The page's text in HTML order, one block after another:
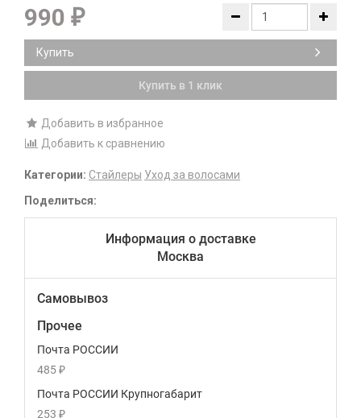
990 ₽
Купить
Купить в 1 клик
Добавить в избранное
Добавить к сравнению
Категории: Стайлеры Уход за волосами
Поделиться:
Информация о доставке
Москва
Самовывоз
Прочее
Почта РОССИИ
485 ₽
Почта РОССИИ Крупногабарит
253 ₽